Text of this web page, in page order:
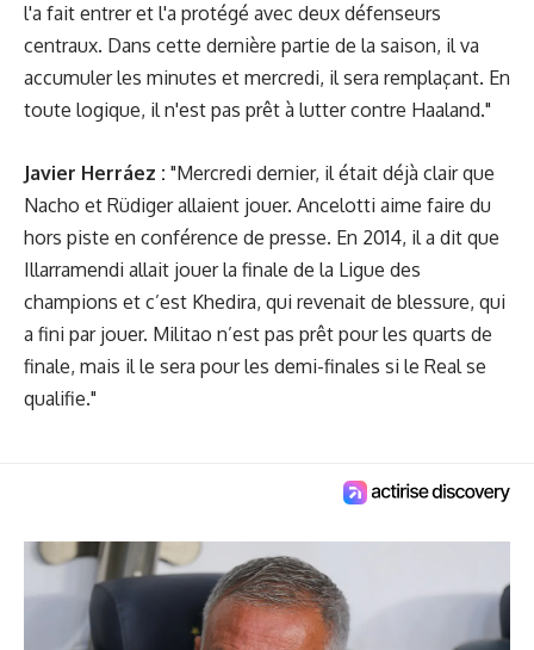
l'a fait entrer et l'a protégé avec deux défenseurs
centraux. Dans cette dernière partie de la saison, il va
accumuler les minutes et mercredi, il sera remplaçant. En
toute logique, il n'est pas prêt à lutter contre Haaland."
Javier Herráez : "Mercredi dernier, il était déjà clair que
Nacho et Rüdiger allaient jouer. Ancelotti aime faire du
hors piste en conférence de presse. En 2014, il a dit que
Illarramendi allait jouer la finale de la Ligue des
champions et c’est Khedira, qui revenait de blessure, qui
a fini par jouer. Militao n’est pas prêt pour les quarts de
finale, mais il le sera pour les demi-finales si le Real se
qualifie."